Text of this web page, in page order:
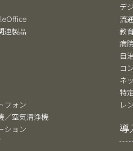
連製品
フォン
／空気清浄機
ション
デ
流
教
病
自
コ
ネ
特
レ
導